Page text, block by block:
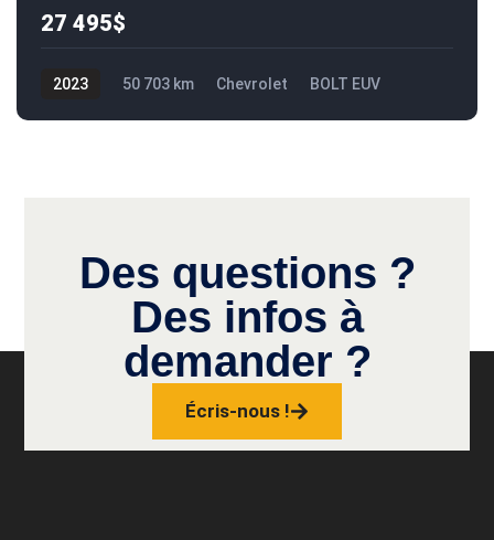
27 495$
2023 50 703 km Chevrolet
BOLT EUV
Des questions ?
Des infos à
demander ?
Écris-nous !